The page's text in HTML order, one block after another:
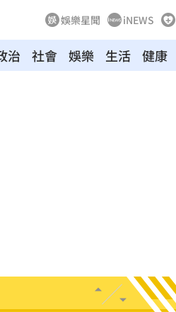
娛樂星聞 iNEWS
治 社會 娛樂 生活 健康